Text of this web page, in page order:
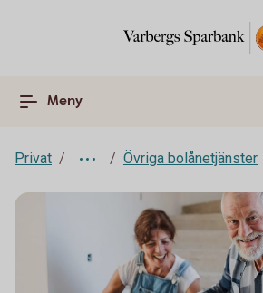
Meny
Privat Övriga bolånetjänster